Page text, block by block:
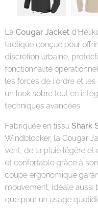
La Cougar Jacket
tactique conçue pour
discrétion urbaine,
fonctionnalité
les forces de l'ordre et
un look sobre tout en
techniques avancées.
Fabriquée en tissu Shark
Windblocker, la Cougar
vent, de la pluie légère et
et confortable grâce à
coupe ergonomique
mouvement, idéale aussi
que pour un usage